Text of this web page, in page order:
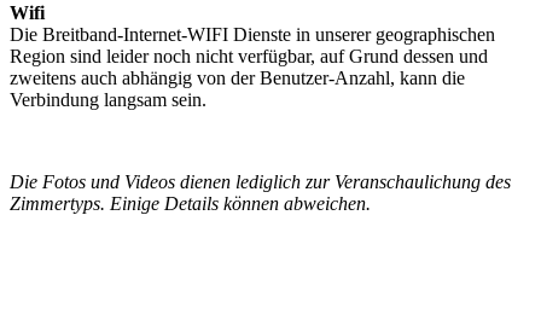
Wifi
Die Breitband-Internet-WIFI Dienste in unserer geographischen
Region sind leider noch nicht verfügbar, auf Grund dessen und
zweitens auch abhängig von der Benutzer-Anzahl, kann die
Verbindung langsam sein.
Die Fotos und Videos dienen lediglich zur Veranschaulichung des
Zimmertyps. Einige Details können abweichen.